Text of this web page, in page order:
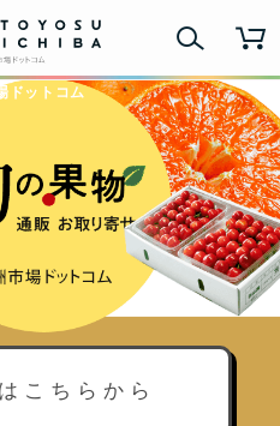
ドットコム
こちらから